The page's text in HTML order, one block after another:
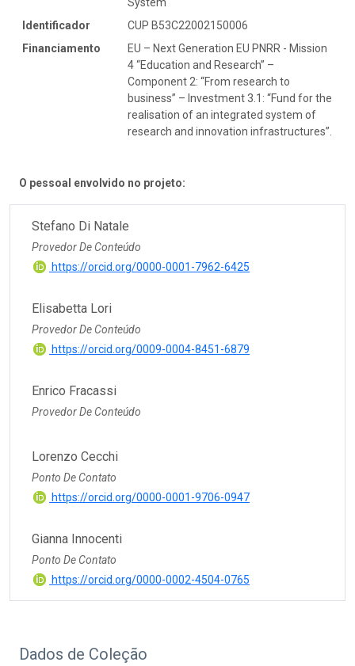
Identificador
CUP B53C22002150006
Financiamento
EU – Next Generation EU PNRR - Mission
4 “Education and Research” –
Component 2: “From research to
business” – Investment 3.1: “Fund for the
realisation of an integrated system of
research and innovation infrastructures”.
O pessoal envolvido no projeto:
Stefano Di Natale
Provedor De Conteúdo
https://orcid.org/0000-0001-7962-6425
Elisabetta Lori
Provedor De Conteúdo
https://orcid.org/0009-0004-8451-6879
Enrico Fracassi
Provedor De Conteúdo
Lorenzo Cecchi
Ponto De Contato
https://orcid.org/0000-0001-9706-0947
Gianna Innocenti
Ponto De Contato
https://orcid.org/0000-0002-4504-0765
Dados de Coleção